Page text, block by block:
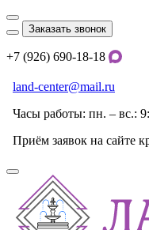
Заказать звонок
+7 (926) 690-18-18
land-center@mail.ru
Часы работы: пн. – вс.:
Приём заявок на сайте